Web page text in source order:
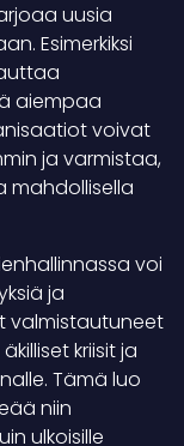
uusia
Esimerkiksi
aiempaa
voivat
ja varmistaa,
mahdollisella
voi
ja
valmistautuneet
kriisit ja
Tämä luo
niin
ulkoisille